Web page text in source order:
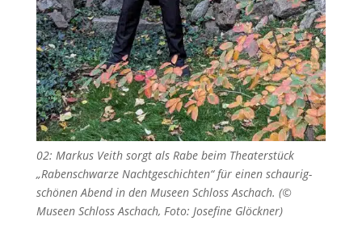
02: Markus Veith sorgt als Rabe beim Theaterstück
„Rabenschwarze Nachtgeschichten“ für einen schaurig-
schönen Abend in den Museen Schloss Aschach. (©
Museen Schloss Aschach, Foto: Josefine Glöckner)